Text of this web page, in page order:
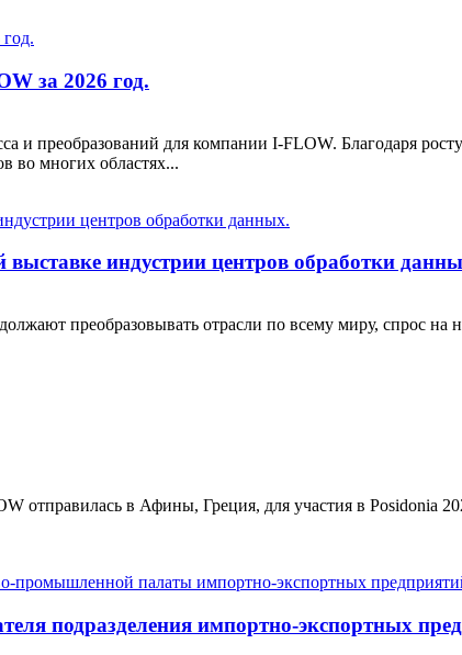
за 2026 год.
и преобразований для компании I-FLOW. Благодаря
во многих областях...
индустрии центров обработки
преобразовывать отрасли по всему миру, спрос
отправилась в Афины, Греция, для участия в Posidonia
подразделения импортно-экспортных